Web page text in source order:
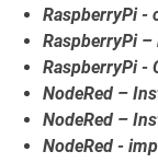
RaspberryPi -
RaspberryPi –
RaspberryPi -
NodeRed –
NodeRed –
NodeRed -